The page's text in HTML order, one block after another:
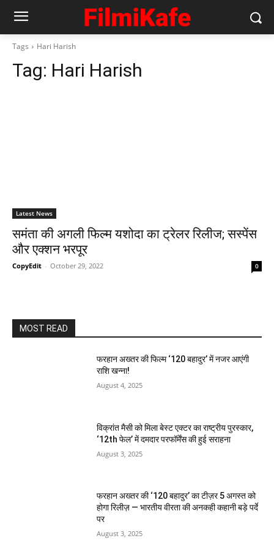
Tags Hari Harish
Tag: Hari Harish
Latest News
समंता की अगली फिल्म यशोदा का ट्रेलर रिलीज; सस्पेंस
और एक्शन भरपूर
CopyEdit - October 29, 2022 0
MOST READ
फरहान अख्तर की फिल्म ‘120 बहादुर’ में नजर आएंगी
राशि खन्ना!
August 4, 2025
विक्रांत मैसी को मिला बेस्ट एक्टर का राष्ट्रीय पुरस्कार,
‘12th फेल’ में दमदार परफॉर्मेंस की हुई सराहना
August 3, 2025
फरहान अख्तर की ‘120 बहादुर’ का टीज़र 5 अगस्त को
होगा रिलीज़ — भारतीय वीरता की अनकही कहानी बड़े पर्दे
पर
August 3, 2025